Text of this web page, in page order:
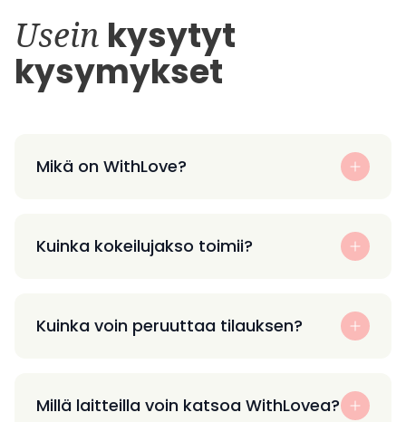
Usein kysytyt
kysymykset
Mikä on WithLove?
Kuinka kokeilujakso toimii?
Kuinka voin peruuttaa tilauksen?
Millä laitteilla voin katsoa WithLovea?